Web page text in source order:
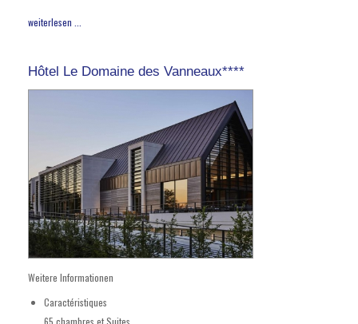
weiterlesen ...
Hôtel Le Domaine des Vanneaux****
Weitere Informationen
Caractéristiques